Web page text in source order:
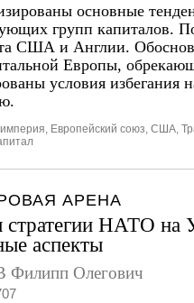
основные
групп капиталов.
США и Англии.
Европы,
условия избегания
Европейский союз США
АРЕНА
стратегии НАТО на
аспекты
Олегович